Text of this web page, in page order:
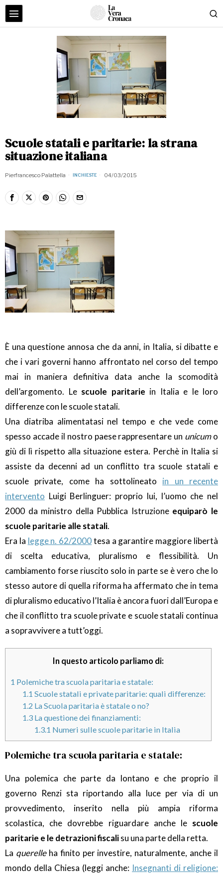
Scuole statali e paritarie: la strana
situazione italiana
Pierfrancesco Palattella INCHIESTE 04/03/2015
È una questione annosa che da anni, in Italia, si dibatte e
che i vari governi hanno affrontato nel corso del tempo
mai in maniera definitiva data anche la scomodità
dell’argomento. Le scuole paritarie in Italia e le loro
differenze con le scuole statali.
Una diatriba alimentatasi nel tempo e che vede come
spesso accade il nostro paese rappresentare un unicumo
giù di lì rispetto alla situazione estera. Perchè in Italia si
assiste da decenni ad un conflitto tra scuole statali e
scuole private, come ha sottolineato in un recente
intervento Luigi Berlinguer: proprio lui, l’uomo che nel
2000 da ministro della Pubblica Istruzione equiparò le
scuole paritarie alle statali.
Era la legge n. 62/2000tesa a garantire maggiore libertà
di scelta educativa, pluralismo e flessibilità. Un
cambiamento forse riuscito solo in parte se è vero che lo
stesso autore di quella riforma ha affermato che in tema
di pluralismo educativo l’Italia è ancora fuori dall’Europa e
che il conflitto tra scuole private e scuole statali continua
a sopravvivere a tutt’oggi.
In questo articolo parliamo di:
1 Polemiche tra scuola paritaria e statale:
1.1 Scuole statali e private paritarie: quali differenze:
1.2 La Scuola paritaria è statale o no?
1.3 La questione dei finanziamenti:
1.3.1 Numeri sulle scuole paritarie in Italia
Polemiche tra scuola paritaria e statale:
Una polemica che parte da lontano e che proprio il
governo Renzi sta riportando alla luce per via di un
provvedimento, inserito nella più ampia riforma
scolastica, che dovrebbe riguardare anche le scuole
paritarie e le detrazioni fiscalisu una parte della retta.
La querelleha finito per investire, naturalmente, anche il
mondo della Chiesa (leggi anche: Insegnanti di religione: